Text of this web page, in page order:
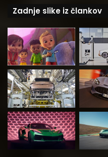
Zadnje slike iz člankov